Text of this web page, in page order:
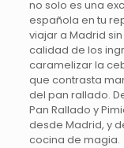
no solo es una
española en tu
viajar a Madrid
calidad de los
caramelizar la
que contrasta
del pan rallado.
Pan Rallado y
desde Madrid, y
cocina de magia.